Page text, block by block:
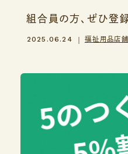
エリアから探す
支援・サービスから探す
組合員の方、ぜひ登録
2025.06.24 福祉用品店